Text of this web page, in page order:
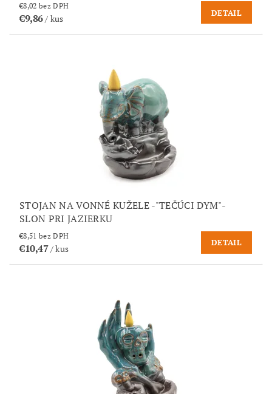
€8,02 bez DPH
€9,86/ kus
DETAIL
STOJAN NA VONNÉ KUŽELE -"TEČÚCI DYM"-
SLON PRI JAZIERKU
€8,51 bez DPH
€10,47/ kus
DETAIL